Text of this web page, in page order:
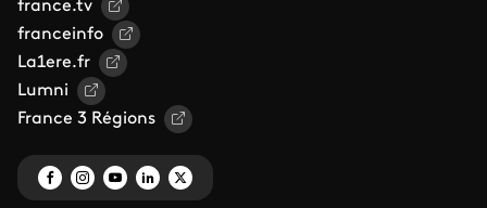
france.tv
franceinfo
La1ere.fr
Lumni
France 3 Régions